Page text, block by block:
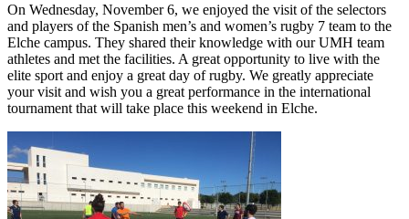
On Wednesday, November 6, we enjoyed the visit of the selectors
and players of the Spanish men’s and women’s rugby 7 team to the
Elche campus. They shared their knowledge with our UMH team
athletes and met the facilities. A great opportunity to live with the
elite sport and enjoy a great day of rugby. We greatly appreciate
your visit and wish you a great performance in the international
tournament that will take place this weekend in Elche.